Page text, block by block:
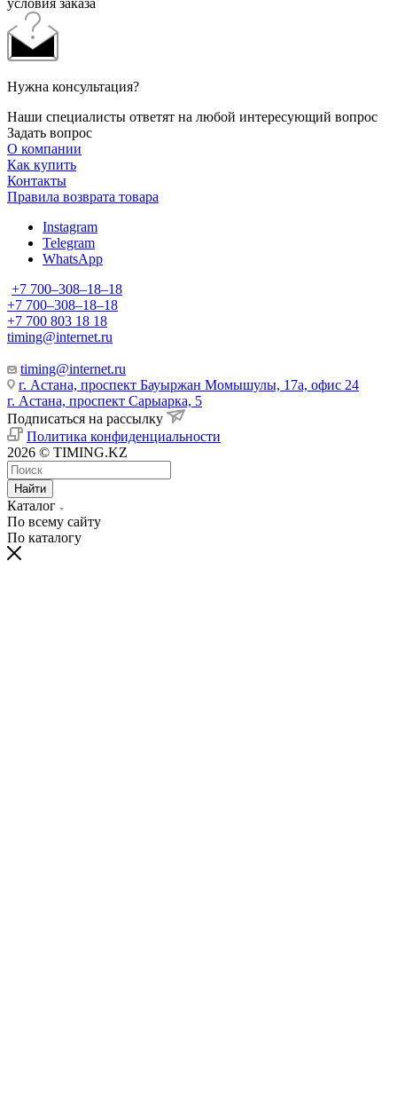
Нужна консультация?
Наши специалисты ответят на любой интересующий вопрос
Задать вопрос
О компании
Как купить
Контакты
Правила возврата товара
Instagram
Telegram
WhatsApp
+7 700‒308‒18‒18
+7 700‒308‒18‒18
+7 700 803 18 18
timing@internet.ru
timing@internet.ru
г. Астана, проспект Бауыржан Момышулы, 17а, офис 24
г. Астана, проспект Сарыарка, 5
Подписаться на рассылку
Политика конфиденциальности
2026 © TIMING.KZ
Найти
Каталог
По всему сайту
По каталогу